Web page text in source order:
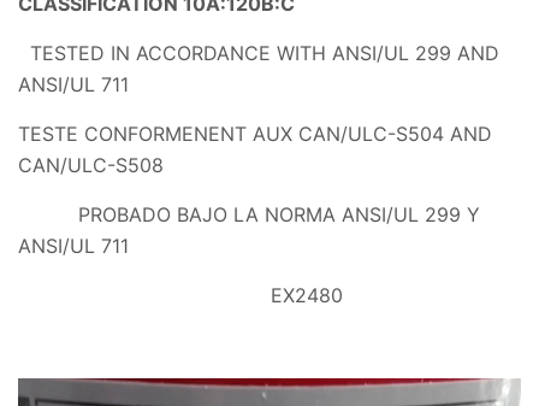
TESTED IN ACCORDANCE WITH ANSI/UL 299 AND
ANSI/UL 711
TESTE CONFORMENENT AUX CAN/ULC-S504 AND
CAN/ULC-S508
PROBADO BAJO LA NORMA ANSI/UL 299 Y
ANSI/UL 711
EX2480